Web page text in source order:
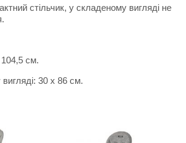
стільчик, у складеному вигляді не
см.
вигляді: 30 х 86 см.